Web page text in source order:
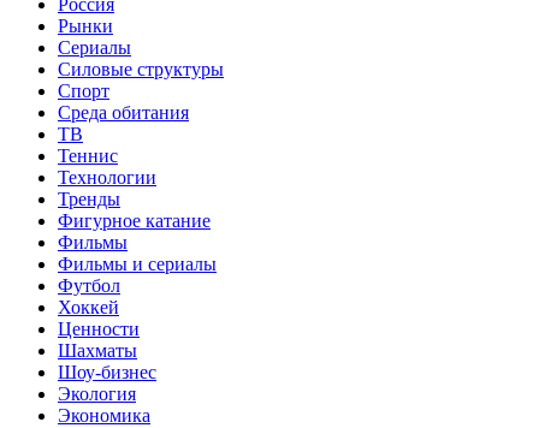
Россия
Рынки
Сериалы
Силовые структуры
Спорт
Среда обитания
ТВ
Теннис
Технологии
Тренды
Фигурное катание
Фильмы
Фильмы и сериалы
Футбол
Хоккей
Ценности
Шахматы
Шоу-бизнес
Экология
Экономика